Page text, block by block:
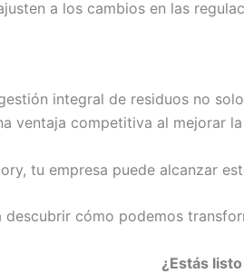
a los cambios en las
integral de residuos no
ventaja competitiva al mejorar
tu empresa puede alcanzar
descubrir cómo podemos
¿Estás